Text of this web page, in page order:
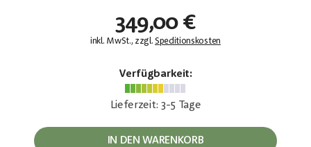
349,00 €
inkl. MwSt., zzgl.Speditionskosten
Verfügbarkeit:
Lieferzeit: 3-5 Tage
IN DEN WARENKORB